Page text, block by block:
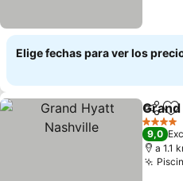
Elige fechas para ver los
4 Estrellas
9,0
a 1.1